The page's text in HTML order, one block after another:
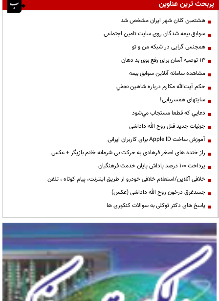
پربحث ترین عناوین
هشتمین کلان شهر ایران مشخص شد
سوابق بیمه شدگان روی سایت تامین اجتماعی
همجنس گرایی در شبکه من و تو
13 توصیه آسان برای رفع بوی بد دهان
مشاهده سامانه آنلاين سوابق بیمه
حكم آيت‌الله مكارم درباره شاهين نجفي
سایتهای همسریابی!
دعايي كه قطعا مستجاب مي‌شود
جزئیات جدید قتل روح الله داداشی
آموزش ساخت Apple ID برای کاربران ایرانی
راز خنده های اصغر فرهادی به حرکت بی شرمانه خانم بازیگر + عکس
پرداخت ۱۰۰ درصد پاداش پایان خدمت فرهنگیان
خلافی آنلاین/استعلام خلافی خودرو از طریق اینترنت، پیام کوتاه ، تلفن
جسدغرق درخون روح الله داداشی (عکس)
پاسخ های دکتر توکلی به سوالات کنکوری ها